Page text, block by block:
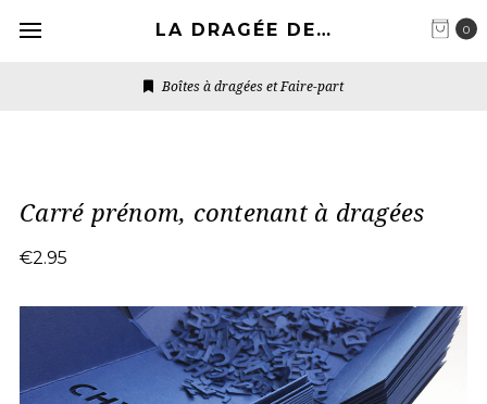
0
LA DRAGÉE DESIGN
Boîtes à dragées et Faire-part
Carré prénom, contenant à dragées
€2.95